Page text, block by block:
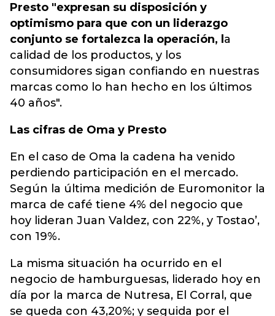
Presto "expresan su disposición y
optimismo para que con un liderazgo
conjunto se fortalezca la operación, l a
calidad de los productos, y los
consumidores sigan confiando en nuestras
marcas como lo han hecho en los últimos
40 años".
Las cifras de Oma y Presto
En el caso de Oma la cadena ha venido
perdiendo participación en el mercado.
Según la última medición de Euromonitor la
marca de café tiene 4% del negocio que
hoy lideran Juan Valdez, con 22%, y Tostao’,
con 19%.
La misma situación ha ocurrido en el
negocio de hamburguesas, liderado hoy en
día por la marca de Nutresa, El Corral, que
se queda con 43,20%; y seguida por el